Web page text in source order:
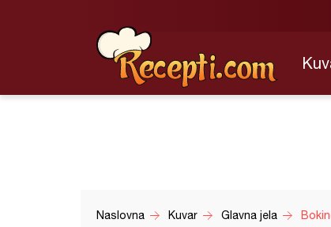
Naslovna Kuvar Glavna jela